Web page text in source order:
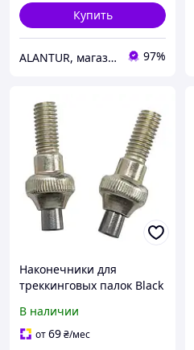
Купить
ALANTUR, магазин туристичного спорядження та велосипедів 97%
Наконечники для
треккинговых палок Black
Carbide, черные, 2 шт.
В наличии
от69₴/мес